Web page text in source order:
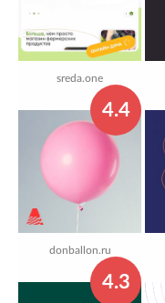
sreda.one
4.4
donballon.ru
4.3